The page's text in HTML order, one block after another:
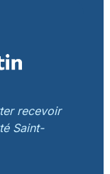
recevoir
Saint-